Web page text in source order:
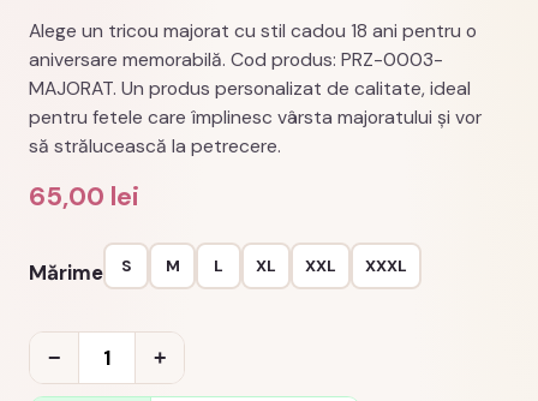
Alege un tricou majorat cu stil cadou 18 ani pentru o
aniversare memorabilă. Cod produs: PRZ-0003-
MAJORAT. Un produs personalizat de calitate, ideal
pentru fetele care împlinesc vârsta majoratului și vor
să strălucească la petrecere.
65,00 lei
Mărime S M L XL XXL XXXL
−
Cantitate
Tricou
+